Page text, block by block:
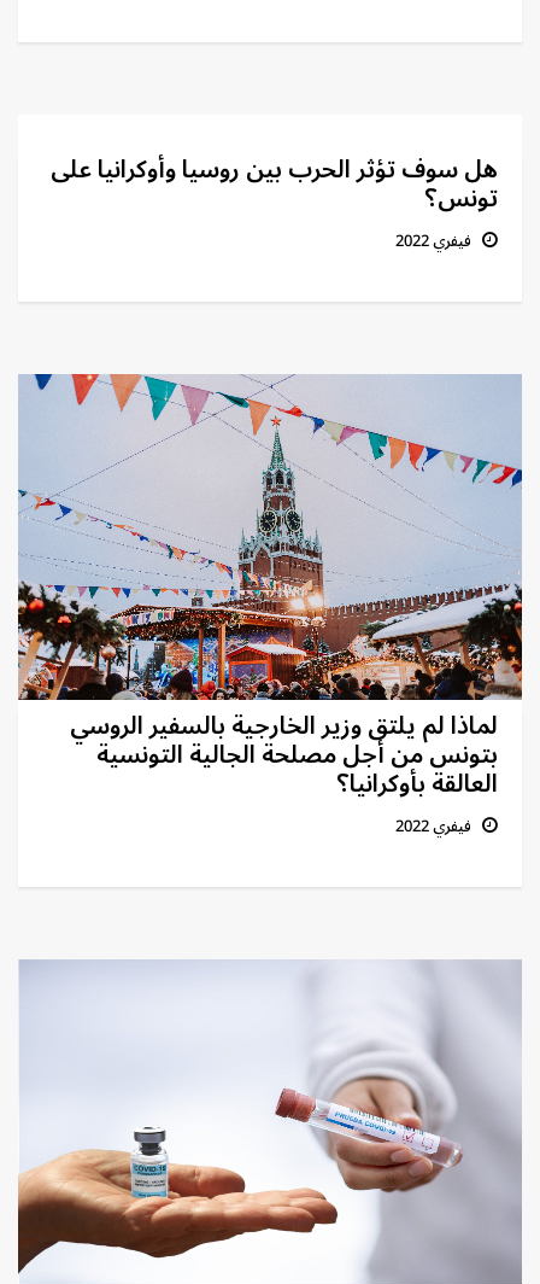
هل سوف تؤثر الحرب بين روسيا وأوكرانيا على
تونس؟
فيفري 2022
لماذا لم يلتق وزير الخارجية بالسفير الروسي
بتونس من أجل مصلحة الجالية التونسية
العالقة بأوكرانيا؟
فيفري 2022